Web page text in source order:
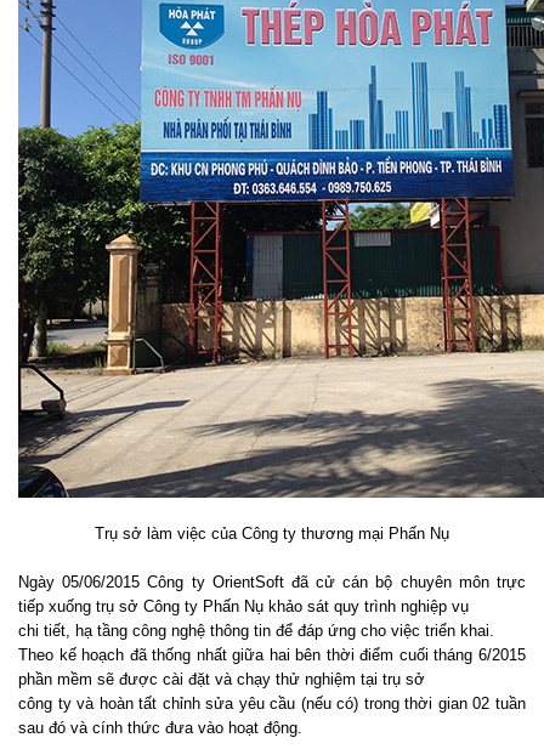
Trụ sở làm việc của Công ty thương mại Phấn Nụ
Ngày 05/06/2015 Công ty OrientSoft đã cử cán bộ chuyên môn trực
tiếp xuống trụ sở Công ty Phấn Nụ khảo sát quy trình nghiệp vụ
chi tiết, hạ tầng công nghệ thông tin để đáp ứng cho việc triển khai.
Theo kế hoạch đã thống nhất giữa hai bên thời điểm cuối tháng 6/2015
phần mềm sẽ được cài đặt và chạy thử nghiệm tại trụ sở
công ty và hoàn tất chỉnh sửa yêu cầu (nếu có) trong thời gian 02 tuần
sau đó và cính thức đưa vào hoạt động.